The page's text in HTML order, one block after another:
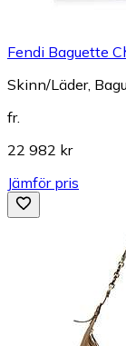
Fendi Baguette
Skinn/Läder,
fr.
22 982 kr
Jämför pris